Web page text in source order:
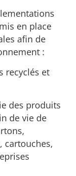
en place
afin de
:
recyclés et
des produits
de vie de
cartouches,